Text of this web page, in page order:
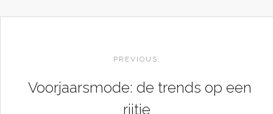
NAVIGATION
PREVIOUS:
Voorjaarsmode: de trends op een
rijtje